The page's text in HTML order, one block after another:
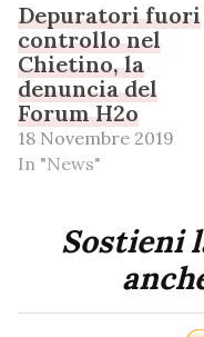
Depuratori fuori
controllo nel
Chietino, la
denuncia del
Forum H2o
18 Novembre 2019
In "News"
Sostieni